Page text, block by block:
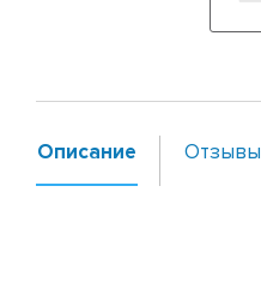
Описание Отзывы